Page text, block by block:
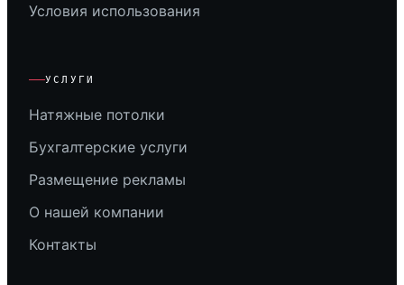
Условия использования
УСЛУГИ
Натяжные потолки
Бухгалтерские услуги
Размещение рекламы
О нашей компании
Контакты